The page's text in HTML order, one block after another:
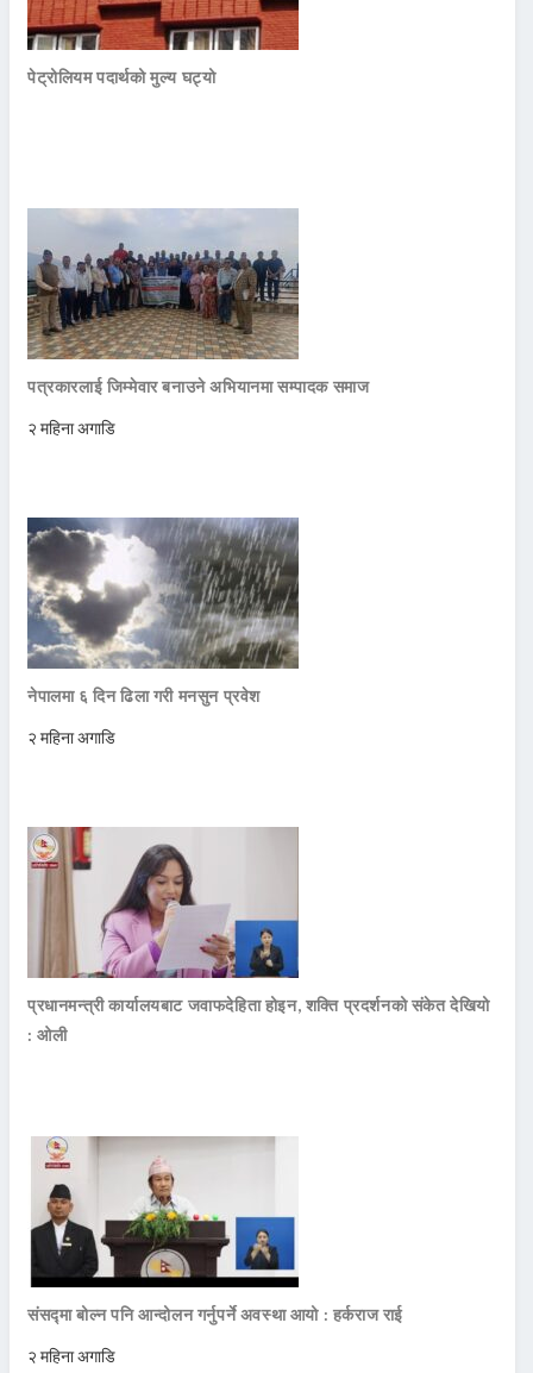
पेट्रोलियम पदार्थको मुल्य घट्यो
पत्रकारलाई जिम्मेवार बनाउने अभियानमा सम्पादक समाज
२ महिना अगाडि
नेपालमा ६ दिन ढिला गरी मनसुन प्रवेश
२ महिना अगाडि
प्रधानमन्त्री कार्यालयबाट जवाफदेहिता होइन, शक्ति प्रदर्शनको संकेत देखियो
: ओली
संसद्मा बोल्न पनि आन्दोलन गर्नुपर्ने अवस्था आयो : हर्कराज राई
२ महिना अगाडि